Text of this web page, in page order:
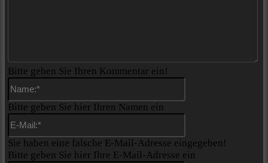
Bitte geben Sie Ihren Kommentar ein!
Bitte geben Sie hier Ihren Namen ein
Sie haben eine falsche E-Mail-Adresse eingegeben!
Bitte geben Sie hier Ihre E-Mail-Adresse ein